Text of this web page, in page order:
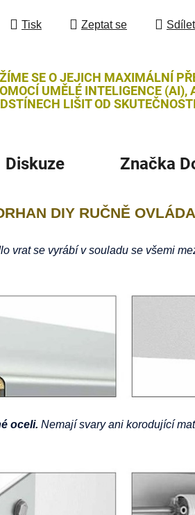
Tisk Zeptat se Sdílet
SE O JEJICH MAXIMÁLNÍ
UMĚLÉ INTELIGENCE (AI),
LIŠIT OD
Diskuze Značka
DIY RUČNĚ
vrat se vyrábí v souladu se všemi
oceli. Nemají svary ani korodující